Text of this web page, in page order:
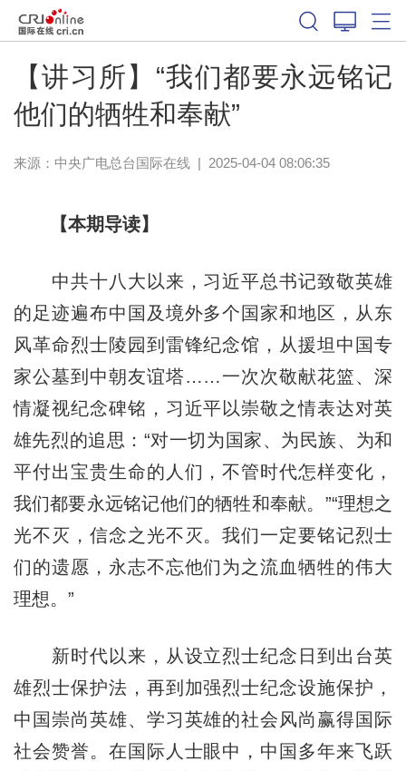
【讲习所】“我们都要永远铭记
他们的牺牲和奉献”
来源：中央广电总台国际在线| 2025-04-04 08:06:35
【本期导读】
中共十八大以来，习近平总书记致敬英雄
的足迹遍布中国及境外多个国家和地区，从东
风革命烈士陵园到雷锋纪念馆，从援坦中国专
家公墓到中朝友谊塔……一次次敬献花篮、深
情凝视纪念碑铭，习近平以崇敬之情表达对英
雄先烈的追思：“对一切为国家、为民族、为和
平付出宝贵生命的人们，不管时代怎样变化，
我们都要永远铭记他们的牺牲和奉献。”“理想之
光不灭，信念之光不灭。我们一定要铭记烈士
们的遗愿，永志不忘他们为之流血牺牲的伟大
理想。”
新时代以来，从设立烈士纪念日到出台英
雄烈士保护法，再到加强烈士纪念设施保护，
中国崇尚英雄、学习英雄的社会风尚赢得国际
社会赞誉。在国际人士眼中，中国多年来飞跃